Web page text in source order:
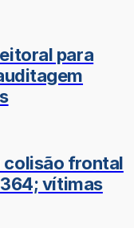
para
colisão frontal
vítimas